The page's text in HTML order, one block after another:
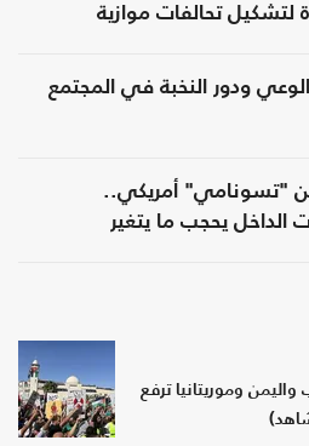
لتشكيل تحالفات موازية
ودور النخبة في المجتمع
من "تسونامي" أمريكي..
الداخل يحجب ما يتغير
وموريتانيا ترفع